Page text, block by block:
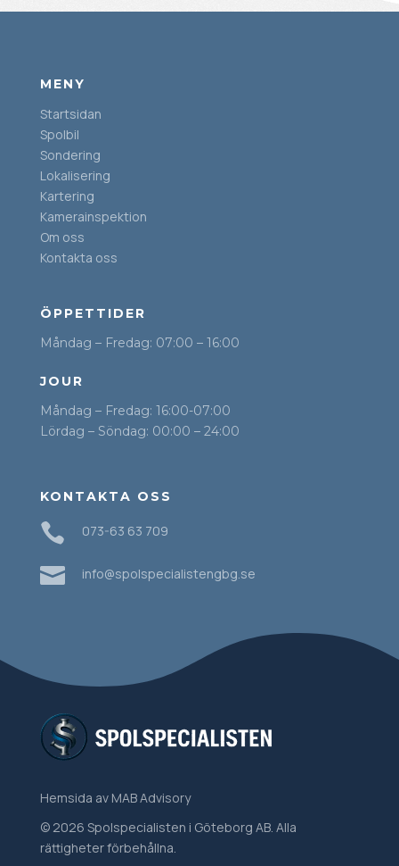
MENY
Startsidan
Spolbil
Sondering
Lokalisering
Kartering
Kamerainspektion
Om oss
Kontakta oss
ÖPPETTIDER
Måndag – Fredag: 07:00 – 16:00
JOUR
Måndag – Fredag: 16:00-07:00
Lördag – Söndag: 00:00 – 24:00
KONTAKTA OSS
 073-63 63 709
 info@spolspecialistengbg.se
Hemsida av MAB Advisory
© 2026 Spolspecialisten i Göteborg AB. Alla
rättigheter förbehållna.